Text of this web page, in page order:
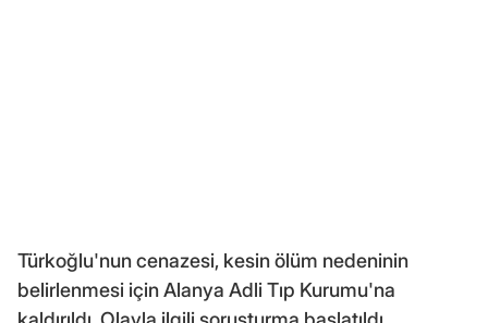
Türkoğlu'nun cenazesi, kesin ölüm nedeninin
belirlenmesi için Alanya Adli Tıp Kurumu'na